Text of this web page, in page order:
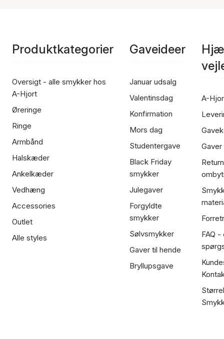
Produktkategorier
Oversigt - alle smykker hos
A-Hjort
Øreringe
Ringe
Armbånd
Halskæder
Ankelkæder
Vedhæng
Accessories
Outlet
Alle styles
Gaveideer
Januar udsalg
Valentinsdag
Konfirmation
Mors dag
Studentergave
Black Friday
smykker
Julegaver
Forgyldte
smykker
Sølvsmykker
Gaver til hende
Bryllupsgave
A-
FAQ